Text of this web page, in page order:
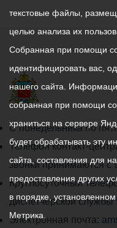
График
работы
администрации
местного
самоуправления
города
С понедельника по
Телефон контакт-
звонки принимаются с
Круглосуточный
диспетчерской службы
Электронная почта:
текстовые файлы,
целью анализа их
Собранная при помощи
идентифицировать вас,
нашего сайта.
собранная при помощи
храниться на сервере
будет обрабатывать эту
сайта, составления для
предоставления других
в порядке,
Метрика.